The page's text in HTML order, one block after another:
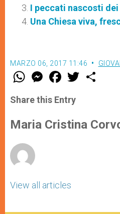
I peccati nascosti
Una Chiesa viva,
MARZO 06, 2017 11:46
W
t
s
p
p
M
e
s
e
g
e
F
a
e
b
o
k
w
r
Share this Entry
Maria Cristina
View all articles